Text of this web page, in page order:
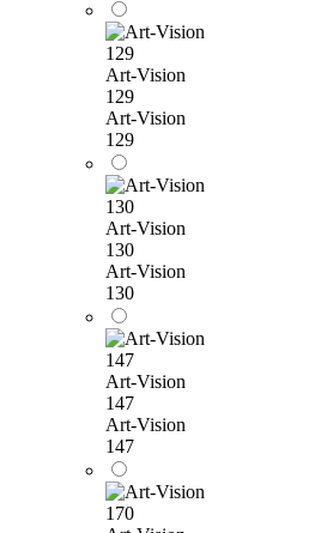
Art-Vision
129
Art-Vision
129
Art-Vision
130
Art-Vision
130
Art-Vision
147
Art-Vision
147